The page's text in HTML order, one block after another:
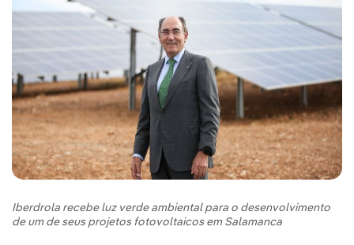
Iberdrola recebe luz verde ambiental para o desenvolvimento
de um de seus projetos fotovoltaicos em Salamanca